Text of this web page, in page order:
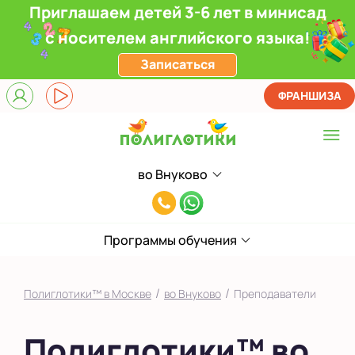
Приглашаем детей 3-6 лет в минисад
с носителем английского языка!
Записаться
во Внуково
Выберите центр
Верхние Лихоборы
ЖК Прокшино
Филевский парк
Якиманка
8(991)949-
55
ФРАНШИЗА
Программы обучения
Полиглотики™ в Москве / во Внуково / Преподаватели